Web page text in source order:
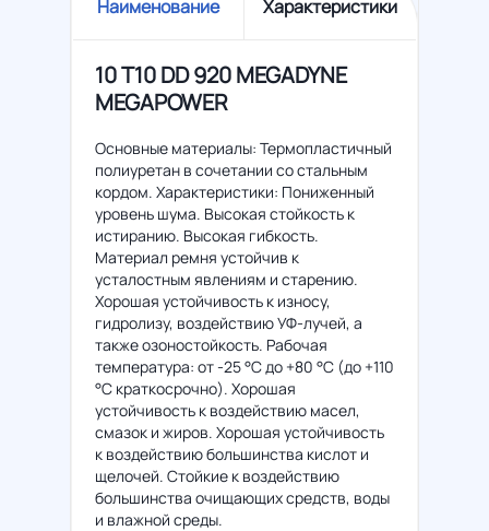
Наименование Характеристики
10 T10 DD 920 MEGADYNE
MEGAPOWER
Основные материалы: Термопластичный
полиуретан в сочетании со стальным
кордом. Характеристики: Пониженный
уровень шума. Высокая стойкость к
истиранию. Высокая гибкость.
Материал ремня устойчив к
усталостным явлениям и старению.
Хорошая устойчивость к износу,
гидролизу, воздействию УФ-лучей, а
также озоностойкость. Рабочая
температура: от -25 °C до +80 °C (до +110
°C краткосрочно). Хорошая
устойчивость к воздействию масел,
смазок и жиров. Хорошая устойчивость
к воздействию большинства кислот и
щелочей. Стойкие к воздействию
большинства очищающих средств, воды
и влажной среды.